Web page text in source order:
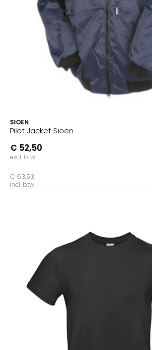
SIOEN
Pilot Jacket Sioen
€ 52,50
excl. btw
€ 63,53
incl. btw